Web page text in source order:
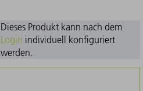
Dieses Produkt kann nach dem
Login individuell konfiguriert
werden.